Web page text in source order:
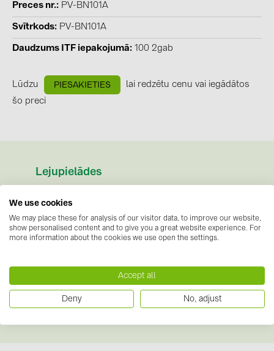
RAŽOTĀJI
ABB (21)
BAKS (51)
BUDMAT (6)
GROMTOR (32)
GoodWe (40)
HUAWEI (53)
JAsolar (6)
LONGi Solar (5)
Preces nr. PV-BN101A
Svītrkods PV-BN101A
Daudzums ITF iepakojumā 100 2gab
Lūdzu PIESAKIETIES
lai redzētu cenu vai iegādātos
šo preci
Lejupielādes
PV-BN101A-Specification and Installation.pdf
Norādījumi(1)
EU DECLARATION OF CONFORMITY (1).pdf
We use cookies
We may place these for analysis of our visitor data, to improve our website,
show personalised content and to give you a great website experience. For
more information about the cookies we use open the settings.
Accept all
Deny No, adjust